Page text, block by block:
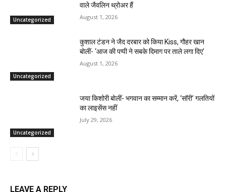
Uncategorized
वाले जैवलिन थ्रोअर हैं
August 1, 2026
Uncategorized
कुशाल टंडन ने जैद दरबार को किया Kiss, गौहर खान
बोलीं- ‘आज की पप्पी ने सबके दिमाग पर ताले लगा दिए’
August 1, 2026
Uncategorized
जया किशोरी बोलीं- भगवान का सम्मान करें, ‘सॉरी’ गलतियों
का लाइसेंस नहीं
July 29, 2026
LEAVE A REPLY